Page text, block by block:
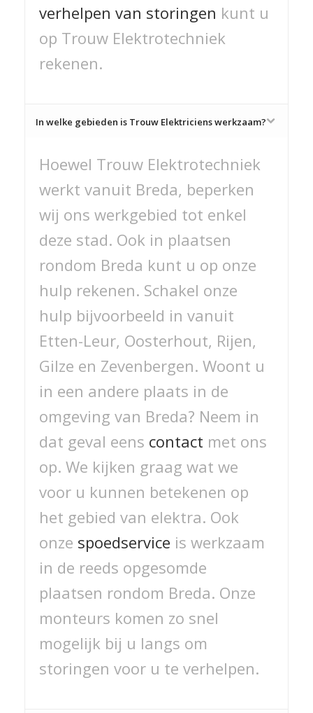
verhelpen van storingen kunt u
op Trouw Elektrotechniek
rekenen.
In welke gebieden is Trouw Elektriciens werkzaam?
Hoewel Trouw Elektrotechniek
werkt vanuit Breda, beperken
wij ons werkgebied tot enkel
deze stad. Ook in plaatsen
rondom Breda kunt u op onze
hulp rekenen. Schakel onze
hulp bijvoorbeeld in vanuit
Etten-Leur, Oosterhout, Rijen,
Gilze en Zevenbergen. Woont u
in een andere plaats in de
omgeving van Breda? Neem in
dat geval eens contact met ons
op. We kijken graag wat we
voor u kunnen betekenen op
het gebied van elektra. Ook
onze spoedservice is werkzaam
in de reeds opgesomde
plaatsen rondom Breda. Onze
monteurs komen zo snel
mogelijk bij u langs om
storingen voor u te verhelpen.